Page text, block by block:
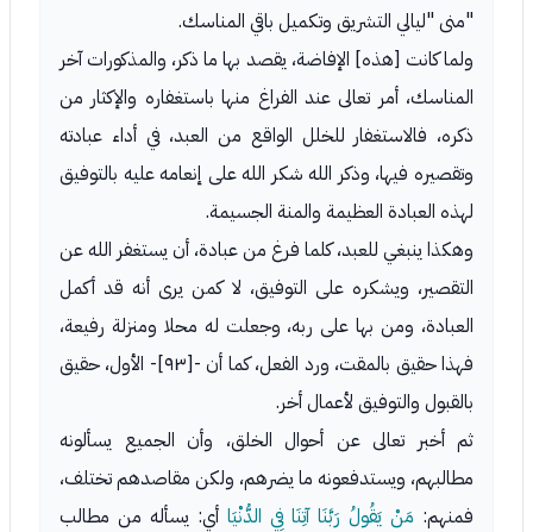
"منى "ليالي التشريق وتكميل باقي المناسك.
ولما كانت [هذه] الإفاضة، يقصد بها ما ذكر، والمذكورات آخر
المناسك، أمر تعالى عند الفراغ منها باستغفاره والإكثار من
ذكره، فالاستغفار للخلل الواقع من العبد، في أداء عبادته
وتقصيره فيها، وذكر الله شكر الله على إنعامه عليه بالتوفيق
لهذه العبادة العظيمة والمنة الجسيمة.
وهكذا ينبغي للعبد، كلما فرغ من عبادة، أن يستغفر الله عن
التقصير، ويشكره على التوفيق، لا كمن يرى أنه قد أكمل
العبادة، ومن بها على ربه، وجعلت له محلا ومنزلة رفيعة،
فهذا حقيق بالمقت، ورد الفعل، كما أن -[٩٣]- الأول، حقيق
بالقبول والتوفيق لأعمال أخر.
ثم أخبر تعالى عن أحوال الخلق، وأن الجميع يسألونه
مطالبهم، ويستدفعونه ما يضرهم، ولكن مقاصدهم تختلف،
فمنهم: مَنْ يَقُولُ رَبَّنَا آتِنَا فِي الدُّنْيَا أي: يسأله من مطالب